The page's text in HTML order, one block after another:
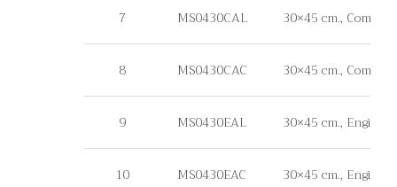
7 MS0430CAL 30×45 cm.,
8 MS0430CAC 30×45 cm.,
9 MS0430EAL 30×45 cm.,
10 MS0430EAC 30×45 cm.,